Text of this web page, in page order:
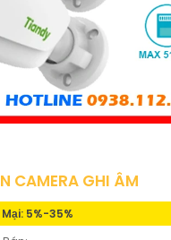
CAMERA GHI ÂM
5%-35%